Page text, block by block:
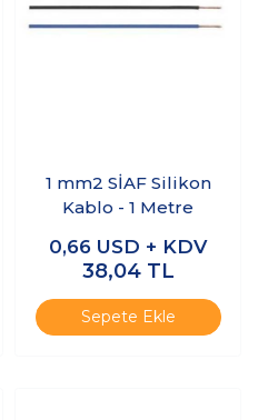
1 mm2 SİAF Silikon
Kablo - 1 Metre
0,66 USD + KDV
38,04 TL
Sepete Ekle